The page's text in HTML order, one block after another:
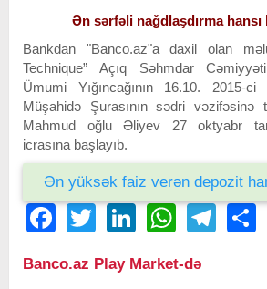
Ən sərfəli nağdlaşdırma hansı
Bankdan "Banco.az"a daxil olan
Technique” Açıq Səhmdar
Ümumi Yığıncağının 16.10. 2015-
Müşahidə Şurasının sədri vəzifəsinə
Mahmud oğlu Əliyev 27 oktyabr
icrasına başlayıb.
Ən yüksək faiz verən depozit
FacebookTwitter LinkedIn WhatsAppTelegram
Banco.az Play Market-də